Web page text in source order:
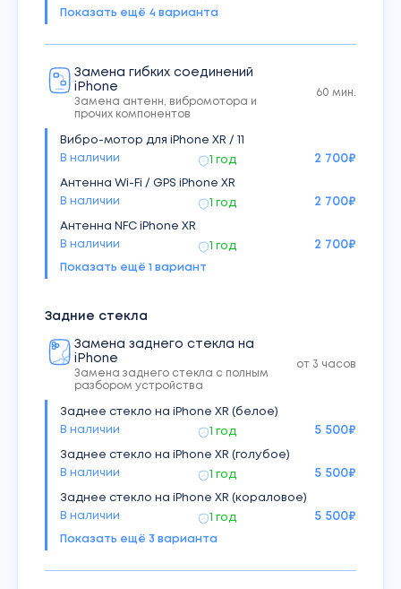
Шлейф с разъемом синхронизации и
Шлейф с разъемом синхронизации и
микрофоном iPhone XR — красный
Под заказ
Шлейф с разъемом синхронизации и
микрофоном iPhone XR — черный
Шлейф с кнопками громкости и блокировки
Показать ещё 4 варианта
Замена гибких соединений
iPhone
Замена антенн, вибромотора и
прочих компонентов
60 мин.
Вибро-мотор для iPhone XR / 11
В наличии
1 год 2 700₽
Антенна Wi-Fi / GPS iPhone XR
В наличии
1 год 2 700₽
Антенна NFC iPhone XR
В наличии
1 год 2 700₽
Беспроводная зарядка для iPhone XR
Показать ещё 1 вариант
Задние стекла
Замена заднего стекла на
iPhone
Замена заднего стекла с полным
разбором устройства
от 3 часов
Заднее стекло на iPhone XR (белое)
В наличии
1 год 5 500₽
Заднее стекло на iPhone XR (голубое)
В наличии
1 год 5 500₽
Заднее стекло на iPhone XR (кораловое)
В наличии
1 год 5 500₽
Заднее стекло на iPhone XR (желтое)
Показать ещё 3 варианта